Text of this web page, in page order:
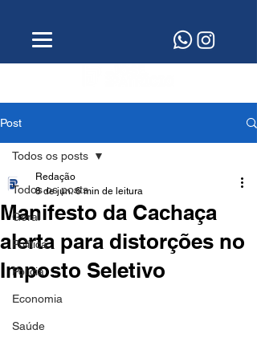
Post
Todos os posts
Geral
Política
Polícia
Economia
Saúde
Todos os posts
Manifesto da Cachaça
alerta para distorções no
Imposto Seletivo
Redação
8 de jun. 6 min de leitura